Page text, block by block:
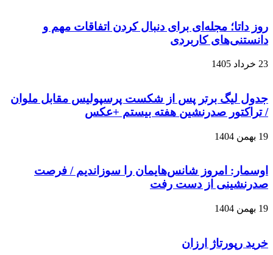
روز داتا؛ مجله‌ای برای دنبال کردن اتفاقات مهم و
دانستنی‌های کاربردی
23 خرداد 1405
جدول لیگ برتر پس از شکست پرسپولیس مقابل ملوان
/ تراکتور صدرنشین هفته بیستم +عکس
19 بهمن 1404
اوسمار: امروز شانس‌هایمان را سوزاندیم / فرصت
صدرنشینی از دست رفت
19 بهمن 1404
خرید رپورتاژ ارزان